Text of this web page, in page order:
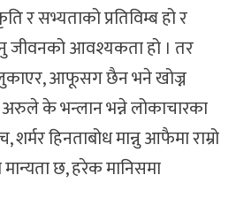
र सभ्यताको प्रतिविम्ब हो र
जीवनको आवश्यकता हो । तर
आफूसग छैन भने खोज्न
के भन्लान भन्ने लोकाचारका
हिनताबोध मान्नु आफैमा राम्रो
छ, हरेक मानिसमा